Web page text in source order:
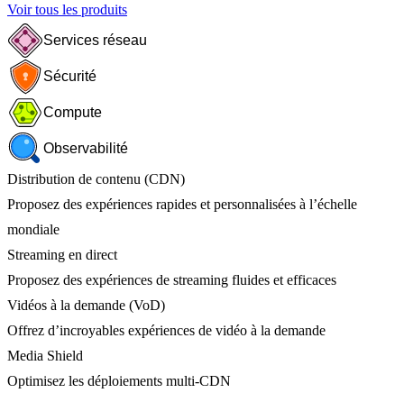
Voir tous les produits
Services réseau
Sécurité
Compute
Observabilité
Distribution de contenu (CDN)
Proposez des expériences rapides et personnalisées à l’échelle
mondiale
Streaming en direct
Proposez des expériences de streaming fluides et efficaces
Vidéos à la demande (VoD)
Offrez d’incroyables expériences de vidéo à la demande
Media Shield
Optimisez les déploiements multi-CDN